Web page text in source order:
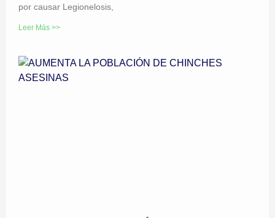
por causar Legionelosis,
Leer Más >>